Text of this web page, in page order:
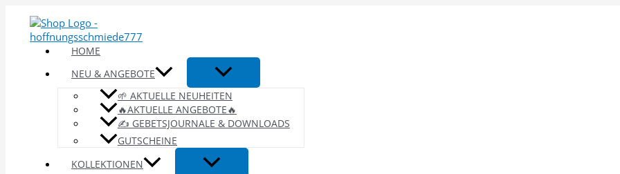
Inhalt
springen
HOME
NEU & ANGEBOTE
🌱 AKTUELLE NEUHEITEN
🔥AKTUELLE ANGEBOTE🔥
✍️ GEBETSJOURNALE & DOWNLOADS
GUTSCHEINE
KOLLEKTIONEN